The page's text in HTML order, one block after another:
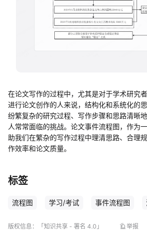
帮助中心
知识分享社区
在论文写作的过程中，尤其是对于学术研究
进行论文创作的人来说，结构化和系统化的
纷繁复杂的研究过程、写作步骤和思路清晰
人常常面临的挑战。论文事件流程图，作为
助我们在繁杂的写作过程中理清思路、合理
作效率和论文质量。
标签
流程图 学习/考试 事件流程图
版权信息： 「知识共享 - 署名 4.0」 举报